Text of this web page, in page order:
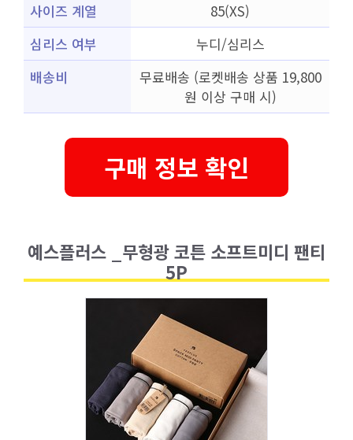
사이즈 계열
85(XS)
심리스 여부
누디/심리스
배송비
무료배송 (로켓배송 상품 19,800
원 이상 구매 시)
구매 정보 확인
예스플러스 _무형광 코튼 소프트미디 팬티
5P